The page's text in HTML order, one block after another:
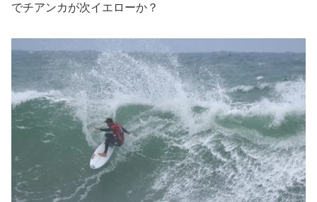
でチアンカが次イエローか？